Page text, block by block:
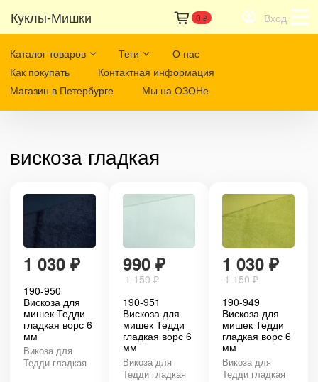
Куклы-Мишки 0 ₽ Вход
Каталог товаров Теги
О нас
Как покупать
Контактная информация
Магазин в Петербурге
Мы на ОЗОНе
вискоза гладкая
1 030 ₽
190-950
Вискоза для
мишек Тедди
гладкая ворс 6
мм
Викоза для
Тедди гладкая
990 ₽
1 150₽
190-951
Вискоза для
мишек Тедди
гладкая ворс 6
мм
Викоза для
Тедди гладкая
1 030 ₽
1 150₽
190-949
Вискоза для
мишек Тедди
гладкая ворс 6
мм
Викоза для
Тедди гладкая